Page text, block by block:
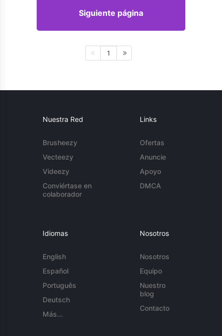
Siguiente página
1
Nuestra Red
Brusheezy
Vecteezy
Videezy
Conviértase en
colaborador
Links
Ofertas
Anuncie
Apoyo
DMCA
Idiomas
English
Español
Português
Deutsch
Más...
Nosotros
Nosotros
Equipo
Nuestro
blog
Contacto